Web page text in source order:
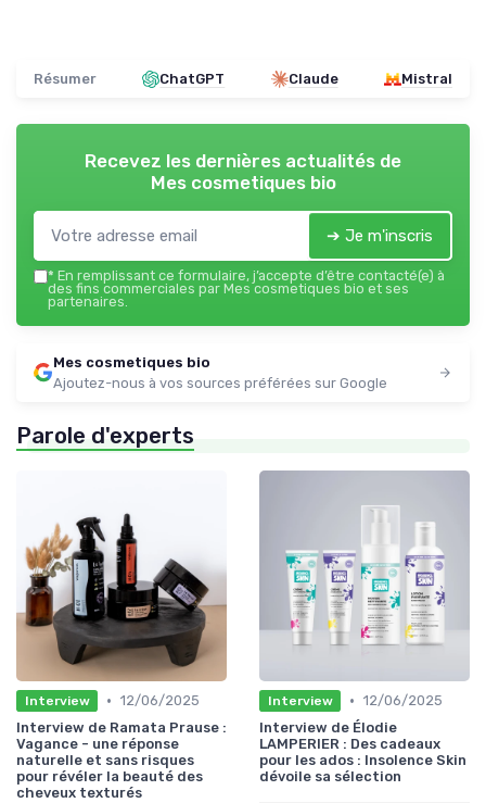
Résumer ChatGPT Claude Mistral
Recevez les dernières actualités de
Mes cosmetiques bio
➔ Je m'inscris
* En remplissant ce formulaire, j’accepte d’être contacté(e) à
des fins commerciales par Mes cosmetiques bio et ses
partenaires.
Mes cosmetiques bio
Ajoutez-nous à vos sources préférées sur Google
Parole d'experts
Interview • 12/06/2025
Interview de Ramata Prause :
Vagance - une réponse
naturelle et sans risques
pour révéler la beauté des
cheveux texturés
Interview • 12/06/2025
Interview de Élodie
LAMPERIER : Des cadeaux
pour les ados : Insolence Skin
dévoile sa sélection